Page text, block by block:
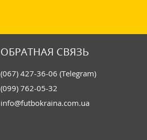
ОБРАТНАЯ СВЯЗЬ
(067) 427-36-06 (Telegram)
(099) 762-05-32
info@futbokraina.com.ua